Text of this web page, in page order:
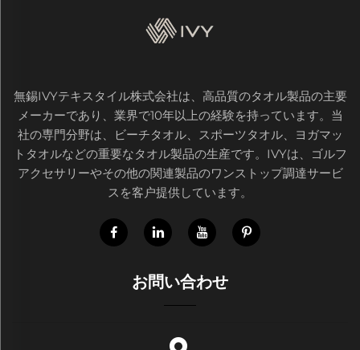
無錫IVYテキスタイル株式会社は、高品質のタオル製品の主要
メーカーであり、業界で10年以上の経験を持っています。当
社の専門分野は、ビーチタオル、スポーツタオル、ヨガマッ
トタオルなどの重要なタオル製品の生産です。IVYは、ゴルフ
アクセサリーやその他の関連製品のワンストップ調達サービ
スを客户提供しています。
お問い合わせ